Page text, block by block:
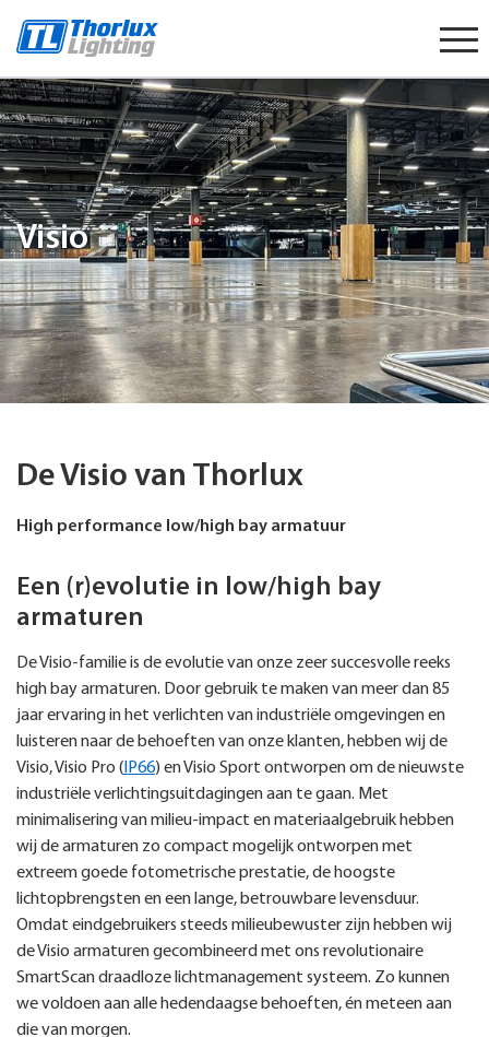
content
Visio
De Visio van Thorlux
High performance low/high bay armatuur
Een (r)evolutie in low/high bay
armaturen
De Visio-familie is de evolutie van onze zeer succesvolle reeks
high bay armaturen. Door gebruik te maken van meer dan 85
jaar ervaring in het verlichten van industriële omgevingen en
luisteren naar de behoeften van onze klanten, hebben wij de
Visio, Visio Pro ( IP66) en Visio Sport ontworpen om de nieuwste
industriële verlichtingsuitdagingen aan te gaan. Met
minimalisering van milieu-impact en materiaalgebruik hebben
wij de armaturen zo compact mogelijk ontworpen met
extreem goede fotometrische prestatie, de hoogste
lichtopbrengsten en een lange, betrouwbare levensduur.
Omdat eindgebruikers steeds milieubewuster zijn hebben wij
de Visio armaturen gecombineerd met ons revolutionaire
SmartScan draadloze lichtmanagement systeem. Zo kunnen
we voldoen aan alle hedendaagse behoeften, én meteen aan
die van morgen.